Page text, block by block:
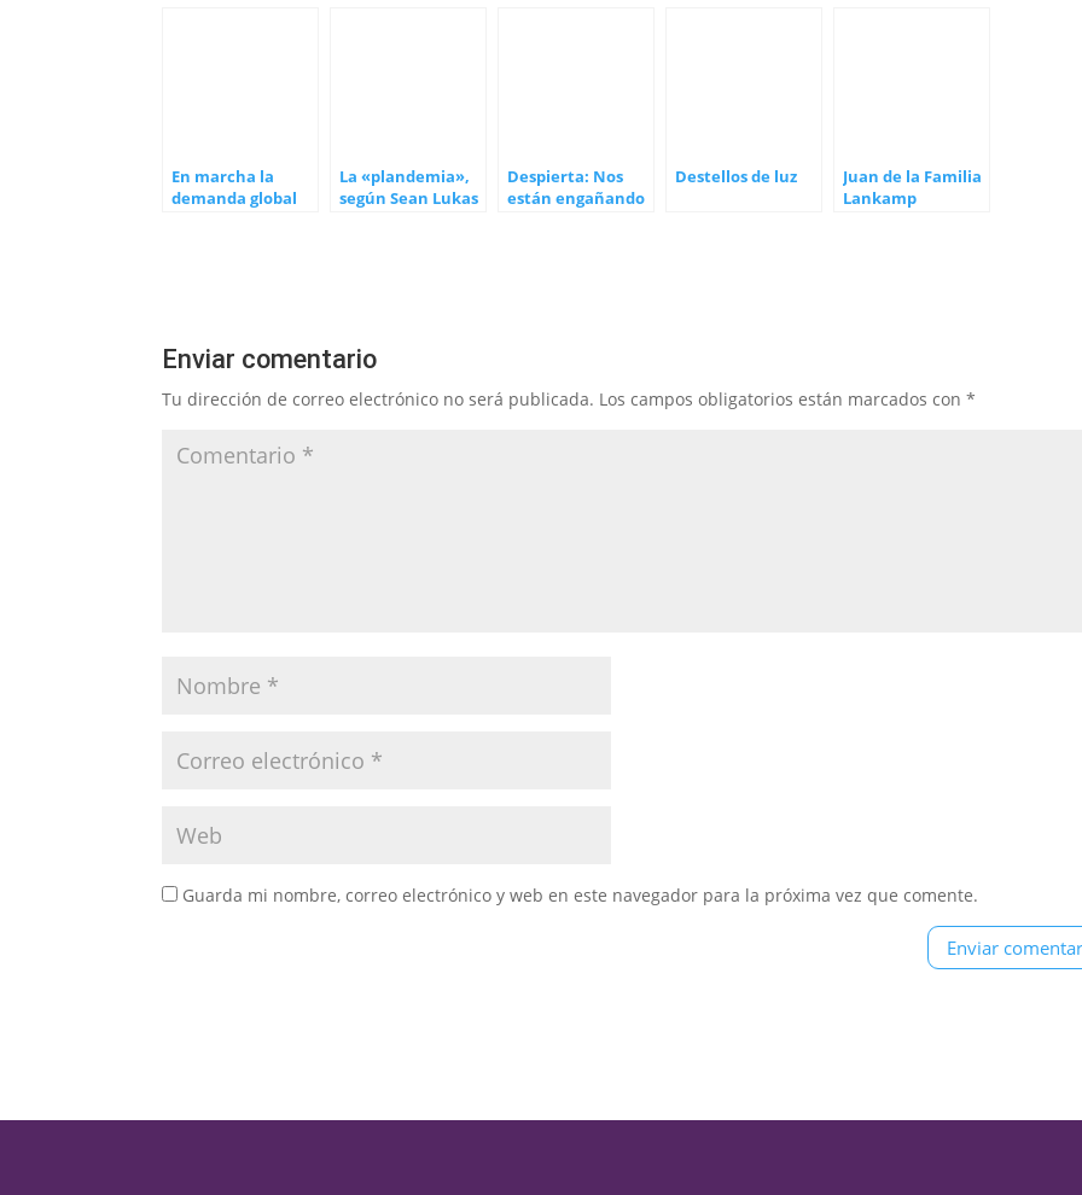
En marcha la
demanda global
La «plandemia»,
según Sean Lukas
Despierta: Nos
están engañando
Destellos de luz
Juan de la Familia
Lankamp
Enviar comentario
Tu dirección de correo electrónico no será publicada. Los campos obligatorios están marcados con*
Guarda mi nombre, correo electrónico y web en este navegador para la próxima vez que comente.